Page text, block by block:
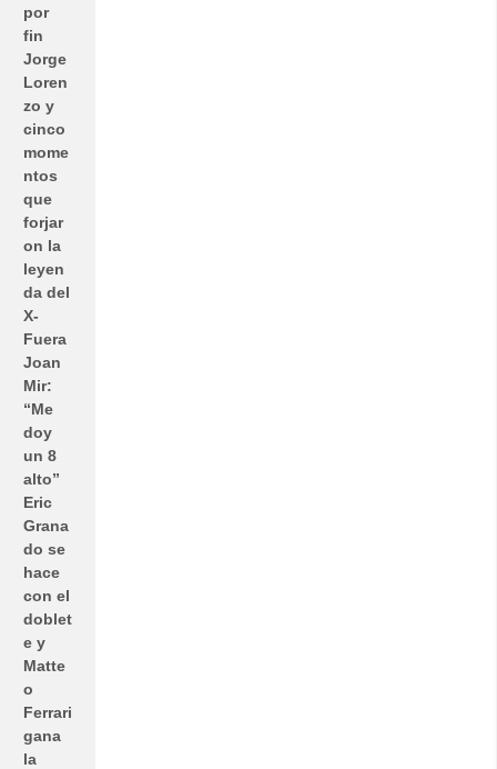
por
fin
Jorge
Loren
zo y
cinco
mome
ntos
que
forjar
on la
leyen
da del
X-
Fuera
Joan
Mir:
“Me
doy
un 8
alto”
Eric
Grana
do se
hace
con el
doblet
e y
Matte
o
Ferrari
gana
la